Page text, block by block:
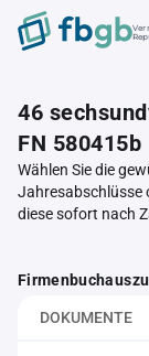
46
FN 580415b
Wählen Sie die
Jahresabschlüsse
diese sofort nach
DOKUMENTE